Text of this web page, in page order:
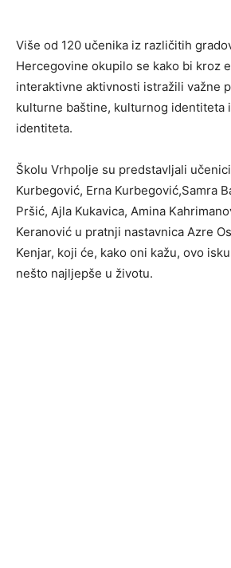
Više od 120 učenika iz različitih
Hercegovine okupilo se kako bi kroz
interaktivne aktivnosti istražili važne
kulturne baštine, kulturnog identiteta
identiteta.
Školu Vrhpolje su predstavljali
Kurbegović, Erna Kurbegović,Samra
Pršić, Ajla Kukavica, Amina
Keranović u pratnji nastavnica Azre
Kenjar, koji će, kako oni kažu, ovo
nešto najljepše u životu.